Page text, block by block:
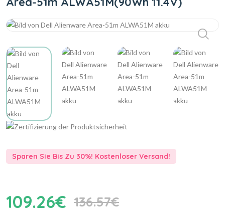
Sparen Sie Bis Zu 30%! Kostenloser Versand!
109.26€ 136.57€